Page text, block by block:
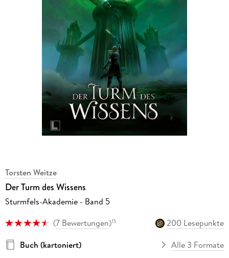
Torsten Weitze
Der Turm des Wissens
Sturmfels-Akademie - Band 5
(7 Bewertungen)15
200 Lesepunkte
Buch (kartoniert)
Alle 3 Formate